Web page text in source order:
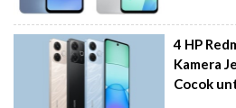
4 HP
Kamera
Cocok